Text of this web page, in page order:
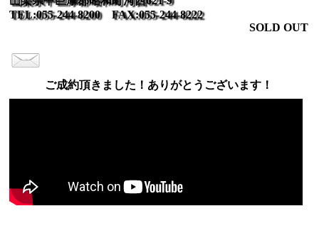
TEL:055-244-8200 FAX:055-244-8222
SOLD OUT
ご成約頂きました！ありがとうございます！